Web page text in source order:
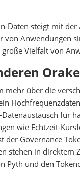
Daten steigt mit
von Anwendungen
Vielfalt von
mehr über die
für
wie Echtzeit-
der Governance
stehen in
Pyth und den